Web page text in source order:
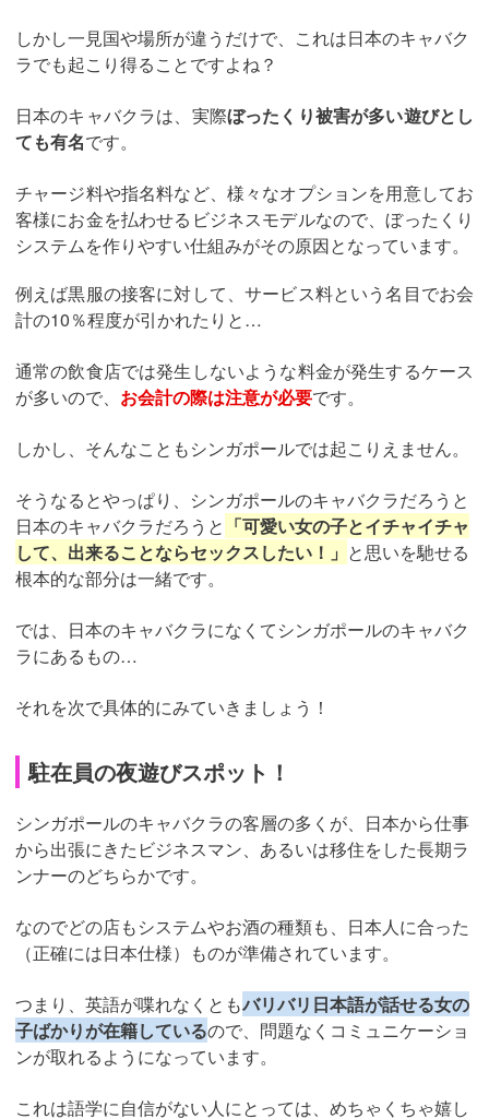
しかし一見国や場所が違うだけで、これは日本のキャバク
ラでも起こり得ることですよね？
日本のキャバクラは、実際ぼったくり被害が多い遊びとし
ても有名です。
チャージ料や指名料など、様々なオプションを用意してお
客様にお金を払わせるビジネスモデルなので、ぼったくり
システムを作りやすい仕組みがその原因となっています。
例えば黒服の接客に対して、サービス料という名目でお会
計の10％程度が引かれたりと…
通常の飲食店では発生しないような料金が発生するケース
が多いので、 お会計の際は注意が必要です。
しかし、そんなこともシンガポールでは起こりえません。
そうなるとやっぱり、シンガポールのキャバクラだろうと
日本のキャバクラだろうと 「可愛い女の子とイチャイチャ
して、出来ることならセックスしたい！」 と思いを馳せる
根本的な部分は一緒です。
では、日本のキャバクラになくてシンガポールのキャバク
ラにあるもの…
それを次で具体的にみていきましょう！
駐在員の夜遊びスポット！
シンガポールのキャバクラの客層の多くが、日本から仕事
から出張にきたビジネスマン、あるいは移住をした長期ラ
ンナーのどちらかです。
なのでどの店もシステムやお酒の種類も、日本人に合った
（正確には日本仕様）ものが準備されています。
つまり、英語が喋れなくともバリバリ日本語が話せる女の
子ばかりが在籍しているので、問題なくコミュニケーショ
ンが取れるようになっています。
これは語学に自信がない人にとっては、めちゃくちゃ嬉し